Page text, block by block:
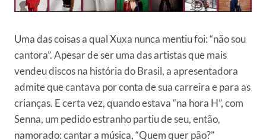
Uma das coisas a qual Xuxa nunca mentiu foi: “não sou
cantora”. Apesar de ser uma das artistas que mais
vendeu discos na história do Brasil, a apresentadora
admite que cantava por conta de sua carreira e para as
crianças. E certa vez, quando estava “na hora H”, com
Senna, um pedido estranho partiu de seu, então,
namorado: cantar a música, “Quem quer pão?”